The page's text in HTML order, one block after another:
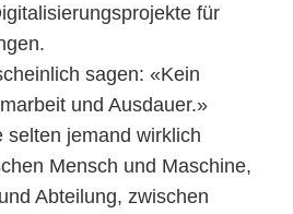
für
sagen: «Kein
und Ausdauer.»
selten jemand wirklich
Mensch und Maschine,
Abteilung, zwischen